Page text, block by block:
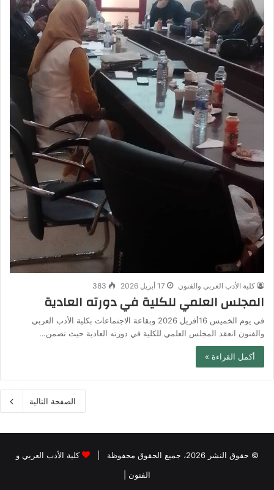
كلية الأدب العربي والفنون 17 أبريل 2026 383
المجلس العلمي للكلية في دورته العادية
في يوم الخميس 16أفريل 2026 وبقاعة الاجتماعات بكلية الأدب العربي
والفنون انعقد المجلس العلمي للكلية في دورته العادية حيث تضمن…
أكمل القراءة »
الصفحة التالية
© حقوق النشر 2026، جميع الحقوق محفوظة |
كلية الأدب العربي و
الفنون